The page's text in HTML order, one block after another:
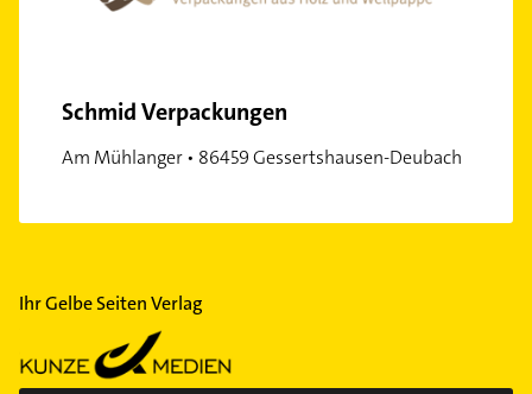
Schmid Verpackungen
Am Mühlanger • 86459 Gessertshausen-Deubach
Ihr Gelbe Seiten Verlag